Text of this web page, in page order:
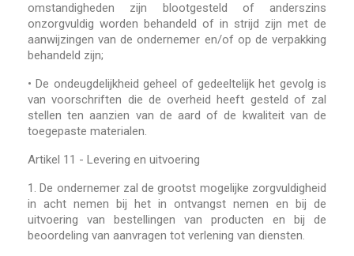
omstandigheden zijn blootgesteld of anderszins
onzorgvuldig worden behandeld of in strijd zijn met de
aanwijzingen van de ondernemer en/of op de verpakking
behandeld zijn;
• De ondeugdelijkheid geheel of gedeeltelijk het gevolg is
van voorschriften die de overheid heeft gesteld of zal
stellen ten aanzien van de aard of de kwaliteit van de
toegepaste materialen.
Artikel 11 - Levering en uitvoering
1. De ondernemer zal de grootst mogelijke zorgvuldigheid
in acht nemen bij het in ontvangst nemen en bij de
uitvoering van bestellingen van producten en bij de
beoordeling van aanvragen tot verlening van diensten.